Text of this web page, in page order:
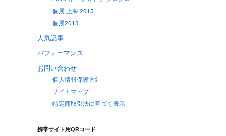
個展 上海 2015
個展2013
人気記事
パフォーマンス
お問い合わせ
個人情報保護方針
サイトマップ
特定商取引法に基づく表示
携帯サイト用QRコード